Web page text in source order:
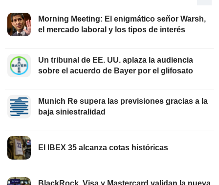
Morning Meeting: El enigmático señor Warsh,
el mercado laboral y los tipos de interés
Un tribunal de EE. UU. aplaza la audiencia
sobre el acuerdo de Bayer por el glifosato
Munich Re supera las previsiones gracias a la
baja siniestralidad
El IBEX 35 alcanza cotas históricas
BlackRock, Visa y Mastercard validan la nueva